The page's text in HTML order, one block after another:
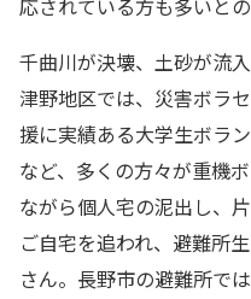
応されている方も多いとの
千曲川が決壊、土砂が流
津野地区では、災害ボラ
援に実績ある大学生ボラ
など、多くの方々が重機
ながら個人宅の泥出し、
ご自宅を追われ、避難所
さん。長野市の避難所で